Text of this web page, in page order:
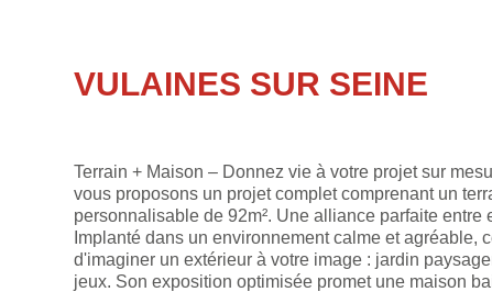
VULAINES SUR SEINE
Terrain + Maison – Donnez vie à votre projet sur
vous proposons un projet complet comprenant un
personnalisable de 92m². Une alliance parfaite
Implanté dans un environnement calme et agréable,
d'imaginer un extérieur à votre image : jardin
jeux. Son exposition optimisée promet une maison